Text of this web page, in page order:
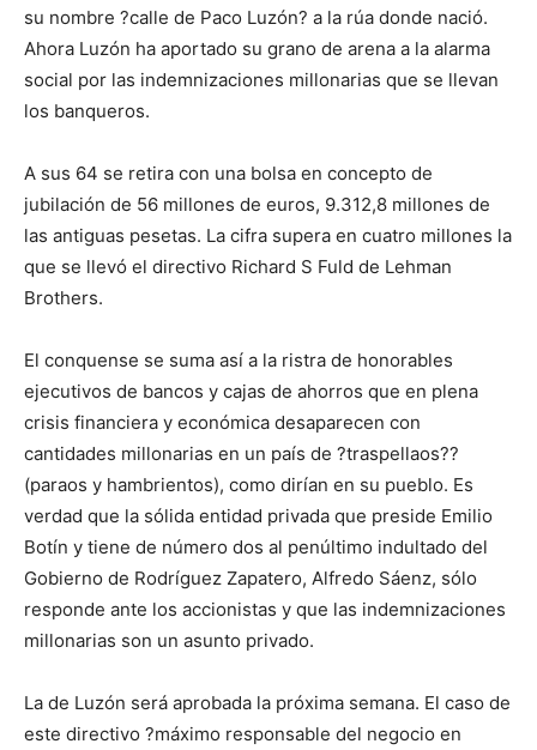
su nombre ?calle de Paco Luzón? a la rúa donde nació.
Ahora Luzón ha aportado su grano de arena a la alarma
social por las indemnizaciones millonarias que se llevan
los banqueros.
A sus 64 se retira con una bolsa en concepto de
jubilación de 56 millones de euros, 9.312,8 millones de
las antiguas pesetas. La cifra supera en cuatro millones la
que se llevó el directivo Richard S Fuld de Lehman
Brothers.
El conquense se suma así a la ristra de honorables
ejecutivos de bancos y cajas de ahorros que en plena
crisis financiera y económica desaparecen con
cantidades millonarias en un país de ?traspellaos??
(paraos y hambrientos), como dirían en su pueblo. Es
verdad que la sólida entidad privada que preside Emilio
Botín y tiene de número dos al penúltimo indultado del
Gobierno de Rodríguez Zapatero, Alfredo Sáenz, sólo
responde ante los accionistas y que las indemnizaciones
millonarias son un asunto privado.
La de Luzón será aprobada la próxima semana. El caso de
este directivo ?máximo responsable del negocio en